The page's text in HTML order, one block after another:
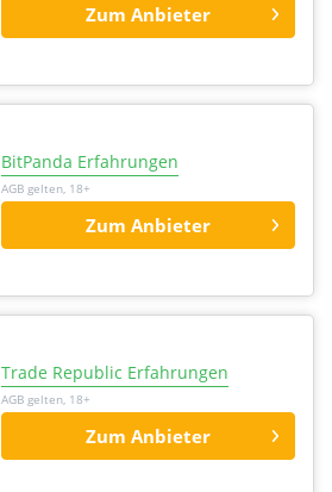
Zum Anbieter
BitPanda Erfahrungen
AGB gelten, 18+
Zum Anbieter
Trade Republic Erfahrungen
AGB gelten, 18+
Zum Anbieter